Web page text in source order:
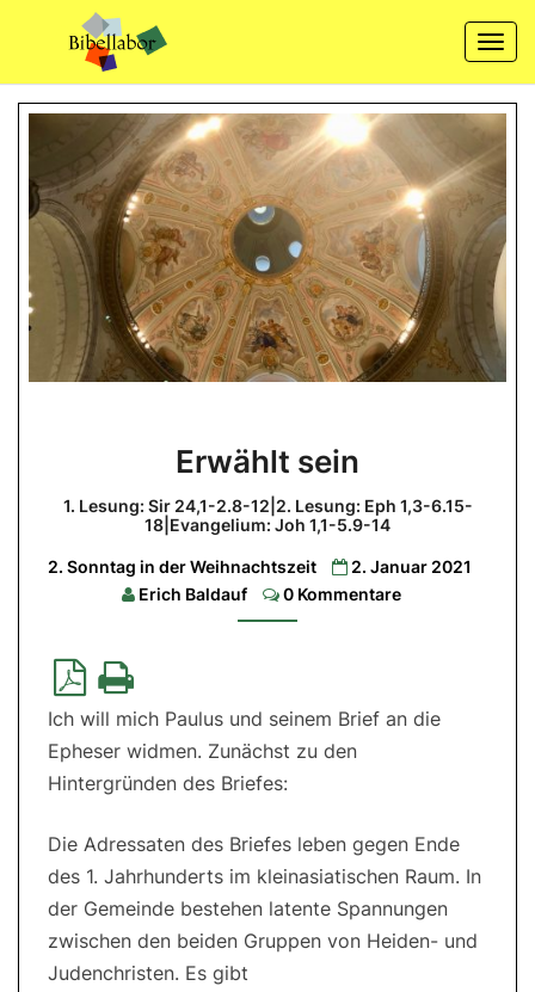
content
sein
1.
Lesung:
Sir
2.8-
Lesung:
Eph
5.9-
Erwählt sein
1. Lesung: Sir 24,1-2.8-12|2. Lesung: Eph 1,3-6.15-
18|Evangelium: Joh 1,1-5.9-14
2. Sonntag in der Weihnachtszeit
2. Januar 2021
Erich Baldauf
Comments
0 Kommentare
Ich will mich Paulus und seinem Brief an die
Epheser widmen. Zunächst zu den
Hintergründen des Briefes:
Die Adressaten des Briefes leben gegen Ende
des 1. Jahrhunderts im kleinasiatischen Raum. In
der Gemeinde bestehen latente Spannungen
zwischen den beiden Gruppen von Heiden- und
Judenchristen. Es gibt